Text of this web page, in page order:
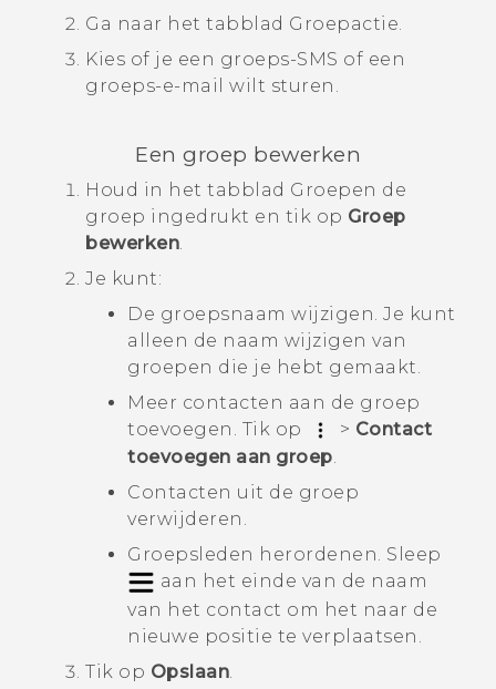
Ga naar het tabblad Groepactie
Kies of je een groeps-SMS of een
groeps-e-mail wilt sturen.
Een groep bewerken
Houd in het tabblad Groepen de
groep ingedrukt en tik op Groep
bewerken.
Je kunt:
De groepsnaam wijzigen. Je kunt
alleen de naam wijzigen van
groepen die je hebt gemaakt.
Meer contacten aan de groep
toevoegen. Tik op
> Contact
toevoegen aan groep.
Contacten uit de groep
verwijderen.
Groepsleden herordenen. Sleep
aan het einde van de naam
van het contact om het naar de
nieuwe positie te verplaatsen.
Tik op Opslaan